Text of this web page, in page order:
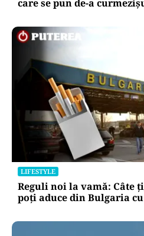
care se pun de-a
LIFESTYLE
Reguli noi la vamă: Câte
poți aduce din Bulgaria cu